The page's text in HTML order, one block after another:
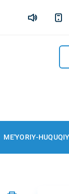
ME'YORIY-